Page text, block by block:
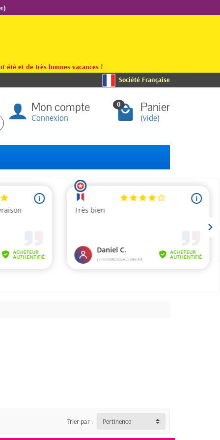
été et de très bonnes vacances !
Société Française
Mon compte
Connexion
0 Panier
(vide)
Trier par : Pertinence